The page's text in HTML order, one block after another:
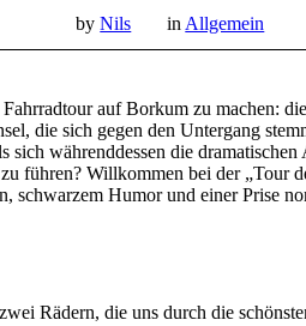
byNils in Allgemein
auf Borkum zu machen:
die sich gegen den Untergang
sich währenddessen die
führen? Willkommen bei der „Tour
schwarzem Humor und einer Prise
Rädern, die uns durch die